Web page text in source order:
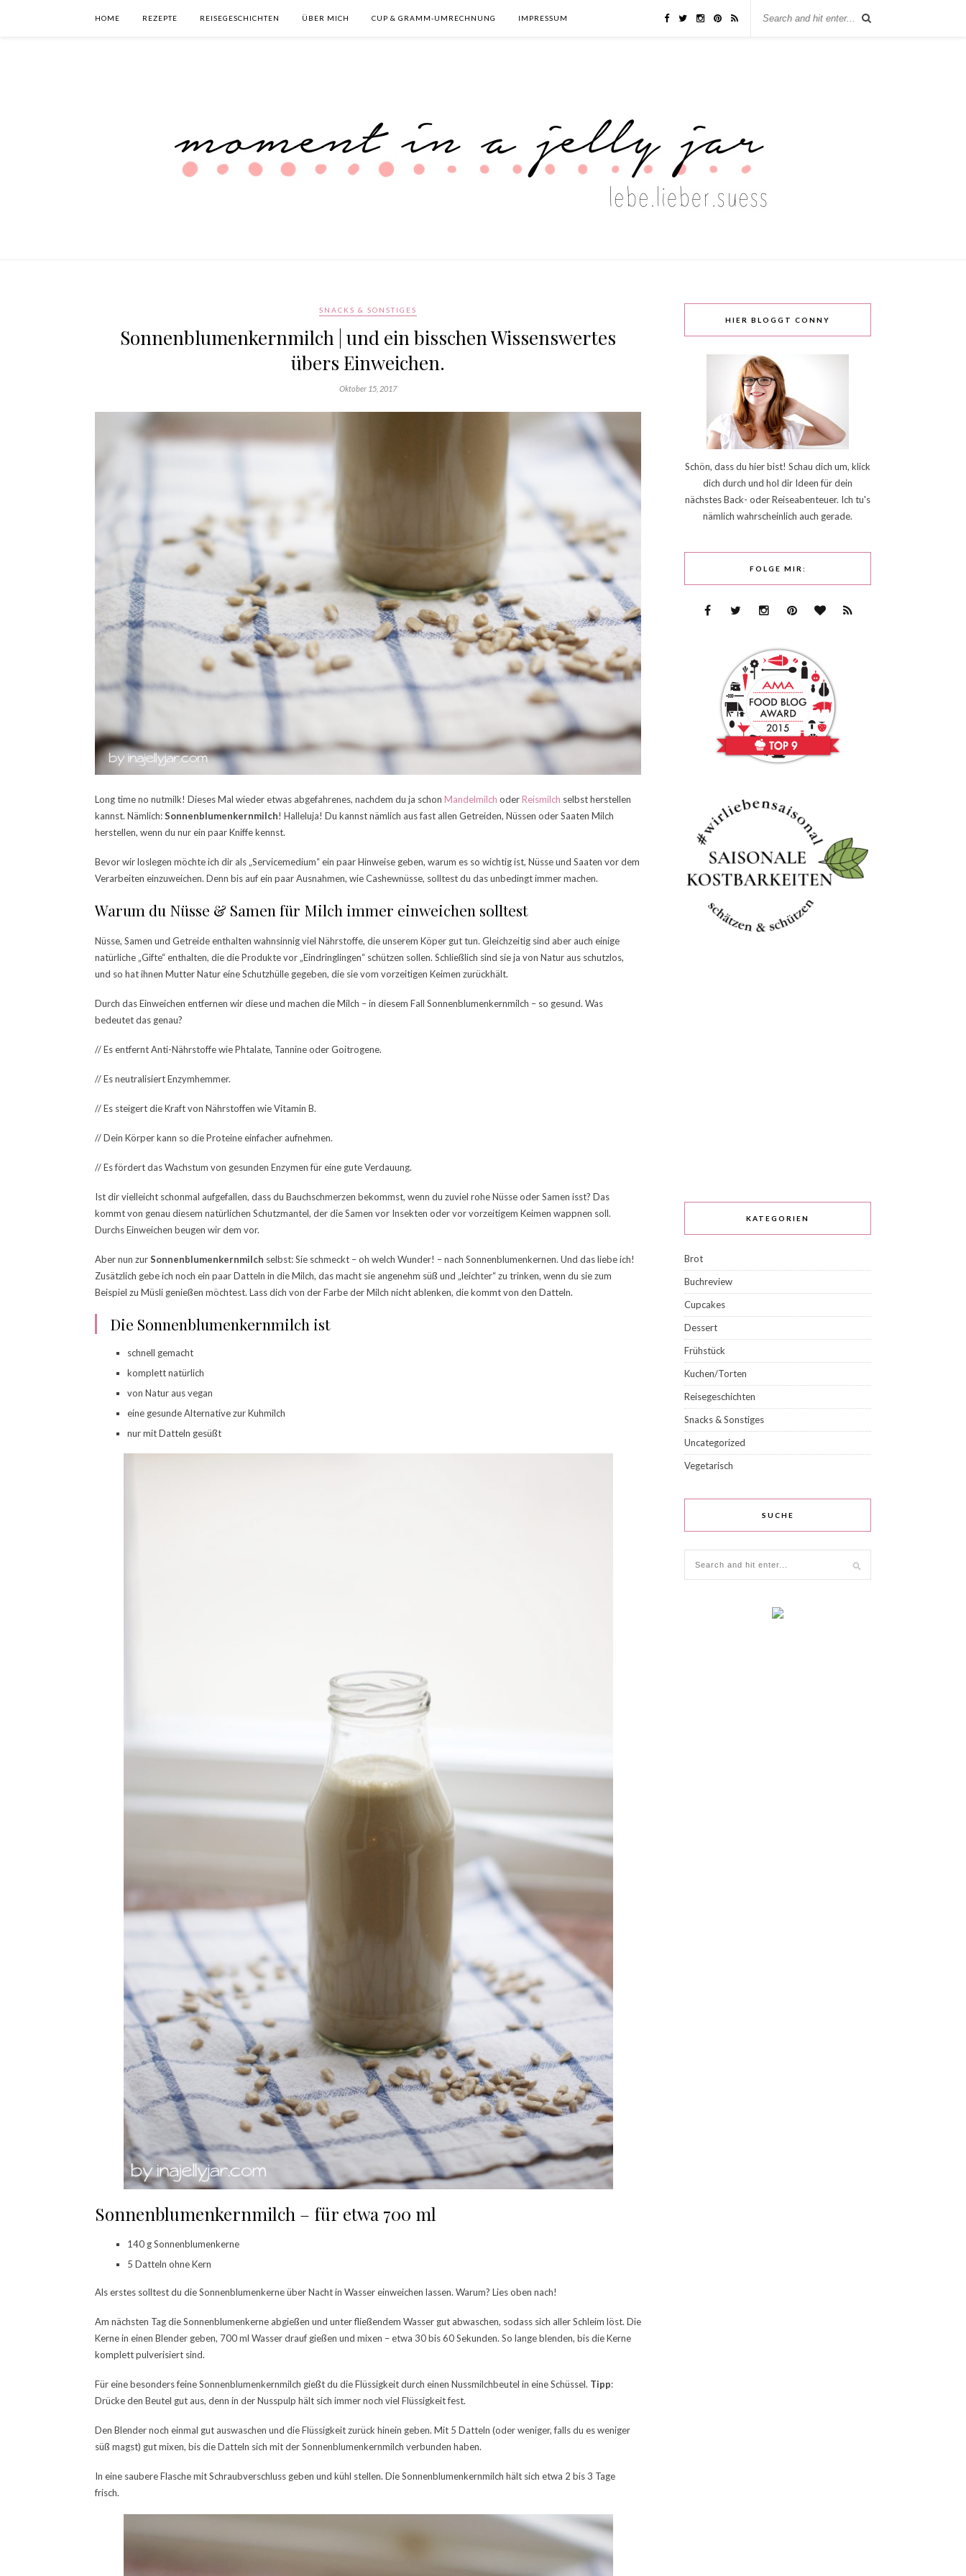
HOME REZEPTE REISEGESCHICHTEN ÜBER MICH CUP & GRAMM-UMRECHNUNG IMPRESSUM
SNACKS & SONSTIGES
Sonnenblumenkernmilch | und ein bisschen Wissenswertes
übers Einweichen.
Oktober 15, 2017
Long time no nutmilk! Dieses Mal wieder etwas abgefahrenes, nachdem du ja schon Mandelmilch oderReismilch selbst herstellen
kannst. Nämlich:Sonnenblumenkernmilch! Halleluja! Du kannst nämlich aus fast allen Getreiden, Nüssen oder Saaten Milch
herstellen, wenn du nur ein paar Kniffe kennst.
Bevor wir loslegen möchte ich dir als „Servicemedium“ ein paar Hinweise geben, warum es so wichtig ist, Nüsse und Saaten vor dem
Verarbeiten einzuweichen. Denn bis auf ein paar Ausnahmen, wie Cashewnüsse, solltest du das unbedingt immer machen.
Warum du Nüsse & Samen für Milch immer einweichen solltest
Nüsse, Samen und Getreide enthalten wahnsinnig viel Nährstoffe, die unserem Köper gut tun. Gleichzeitig sind aber auch einige
natürliche „Gifte“ enthalten, die die Produkte vor „Eindringlingen“ schützen sollen. Schließlich sind sie ja von Natur aus schutzlos,
und so hat ihnen Mutter Natur eine Schutzhülle gegeben, die sie vom vorzeitigen Keimen zurückhält.
Durch das Einweichen entfernen wir diese und machen die Milch – in diesem Fall Sonnenblumenkernmilch – so gesund. Was
bedeutet das genau?
// Es entfernt Anti-Nährstoffe wie Phtalate, Tannine oder Goitrogene.
// Es neutralisiert Enzymhemmer.
// Es steigert die Kraft von Nährstoffen wie Vitamin B.
// Dein Körper kann so die Proteine einfacher aufnehmen.
// Es fördert das Wachstum von gesunden Enzymen für eine gute Verdauung.
Ist dir vielleicht schonmal aufgefallen, dass du Bauchschmerzen bekommst, wenn du zuviel rohe Nüsse oder Samen isst? Das
kommt von genau diesem natürlichen Schutzmantel, der die Samen vor Insekten oder vor vorzeitigem Keimen wappnen soll.
Durchs Einweichen beugen wir dem vor.
Aber nun zurSonnenblumenkernmilch selbst: Sie schmeckt – oh welch Wunder! – nach Sonnenblumenkernen. Und das liebe ich!
Zusätzlich gebe ich noch ein paar Datteln in die Milch, das macht sie angenehm süß und „leichter“ zu trinken, wenn du sie zum
Beispiel zu Müsli genießen möchtest. Lass dich von der Farbe der Milch nicht ablenken, die kommt von den Datteln.
Die Sonnenblumenkernmilch ist
schnell gemacht
komplett natürlich
von Natur aus vegan
eine gesunde Alternative zur Kuhmilch
nur mit Datteln gesüßt
Sonnenblumenkernmilch – für etwa 700 ml
140 g Sonnenblumenkerne
5 Datteln ohne Kern
Als erstes solltest du die Sonnenblumenkerne über Nacht in Wasser einweichen lassen. Warum? Lies oben nach!
Am nächsten Tag die Sonnenblumenkerne abgießen und unter fließendem Wasser gut abwaschen, sodass sich aller Schleim löst. Die
Kerne in einen Blender geben, 700 ml Wasser drauf gießen und mixen – etwa 30 bis 60 Sekunden. So lange blenden, bis die Kerne
komplett pulverisiert sind.
Für eine besonders feine Sonnenblumenkernmilch gießt du die Flüssigkeit durch einen Nussmilchbeutel in eine Schüssel. Tipp:
Drücke den Beutel gut aus, denn in der Nusspulp hält sich immer noch viel Flüssigkeit fest.
Den Blender noch einmal gut auswaschen und die Flüssigkeit zurück hinein geben. Mit 5 Datteln (oder weniger, falls du es weniger
süß magst) gut mixen, bis die Datteln sich mit der Sonnenblumenkernmilch verbunden haben.
In eine saubere Flasche mit Schraubverschluss geben und kühl stellen. Die Sonnenblumenkernmilch hält sich etwa 2 bis 3 Tage
frisch.
HIER BLOGGT CONNY
Schön, dass du hier bist! Schau dich um, klick
dich durch und hol dir Ideen für dein
nächstes Back- oder Reiseabenteuer. Ich tu's
nämlich wahrscheinlich auch gerade.
FOLGE MIR:
KATEGORIEN
Brot
Buchreview
Cupcakes
Dessert
Frühstück
Kuchen/Torten
Reisegeschichten
Snacks & Sonstiges
Uncategorized
Vegetarisch
SUCHE